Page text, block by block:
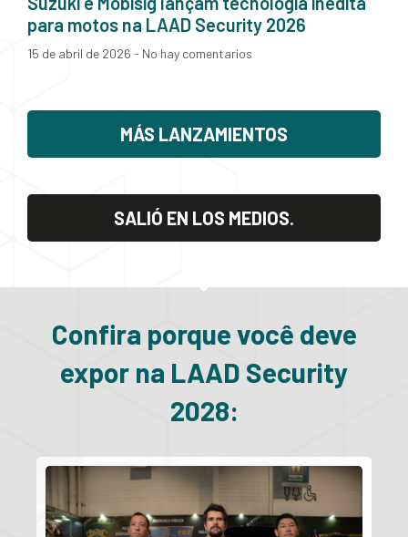
para motos na LAAD Security 2026
15 de abril de 2026 No hay comentarios
MÁS LANZAMIENTOS
SALIÓ EN LOS MEDIOS.
Confira porque você deve
expor na LAAD Security
2028: